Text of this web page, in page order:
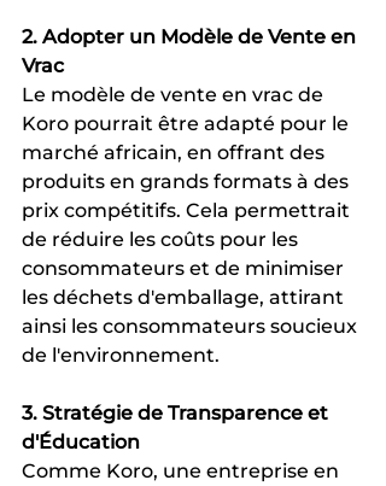
2. Adopter un Modèle de Vente en
Vrac
Le modèle de vente en vrac de
Koro pourrait être adapté pour le
marché africain, en offrant des
produits en grands formats à des
prix compétitifs. Cela permettrait
de réduire les coûts pour les
consommateurs et de minimiser
les déchets d'emballage, attirant
ainsi les consommateurs soucieux
de l'environnement.
3. Stratégie de Transparence et
d'Éducation
Comme Koro, une entreprise en